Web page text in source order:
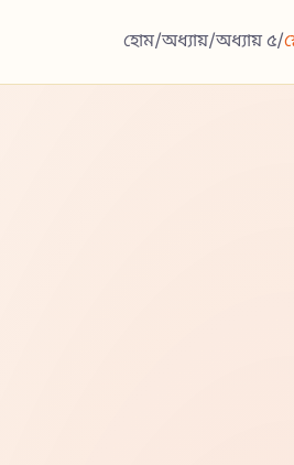
হোম/অধ্যায়/অধ্যায় ৫/